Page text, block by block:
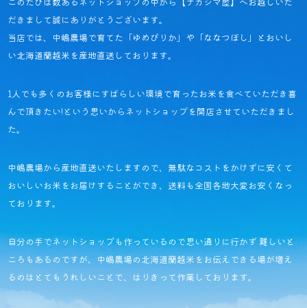
だきまして誠にありがとうございます。
当店では、中嶋農場で育てた「ゆめぴりか」や「ななつぼし」とおいし
い北海道蘭越米を産地直送しております。
1人でも多くのお客様にすばらしい環境で育ったお米を食べていただき喜
んで頂きたい!という思いからネットショップを開店させていただきまし
た。
中嶋農場から産地直送いたしますので、 無駄なコストをかけずに安くて
おいしいお米をお届けすることができ、 送料も全国各地大変お安くなっ
ております。
自分の手でネットショップも作っているので思い通りに行かず 難しいと
ころもあるのですが、 中嶋農場の北海道蘭越米をお伝えできる場が増え
るのはとてもうれしいことで、はりきって作業しております。